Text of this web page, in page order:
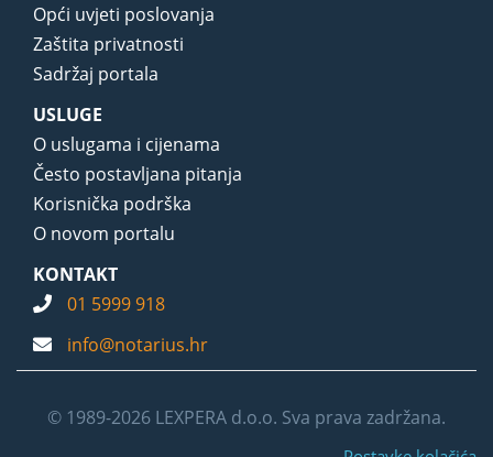
Opći uvjeti poslovanja
Zaštita privatnosti
Sadržaj portala
USLUGE
O uslugama i cijenama
Često postavljana pitanja
Korisnička podrška
O novom portalu
KONTAKT
01 5999 918
info@notarius.hr
© 1989-2026 LEXPERA d.o.o. Sva prava zadržana.